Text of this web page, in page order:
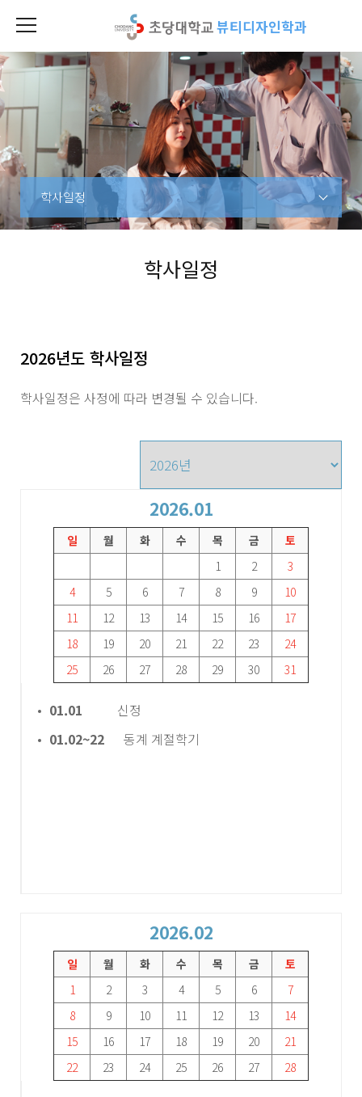
뷰티디자인학과
학사일정
학사일정
2026년도 학사일정
학사일정은 사정에 따라 변경될 수 있습니다.
2026.01
일 월 화 수 목 금
토
1
2
3
4
5 6 7 8 9
10
11
12 13 14 15 16
17
18
19 20 21 22 23
24
25
26 27 28 29 30 31
01.01
신정
01.02~22
동계 계절학기
2026.02
일 월 화 수 목 금
토
1
2 3 4 5 6
7
8
9 10 11 12 13
14
15
16 17 18 19 20
21
22
23 24 25 26 27 28